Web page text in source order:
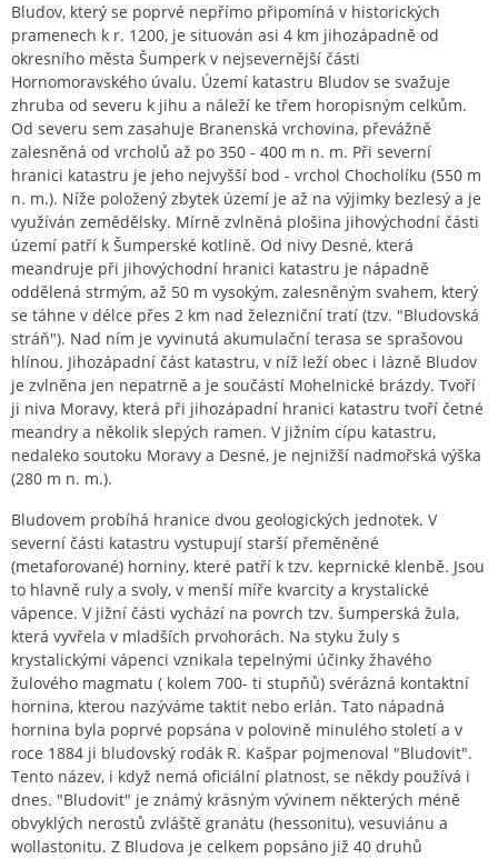
Bludov, který se poprvé nepřímo připomíná v historických
pramenech k r. 1200, je situován asi 4 km jihozápadně od
okresního města Šumperk v nejsevernější části
Hornomoravského úvalu. Území katastru Bludov se svažuje
zhruba od severu k jihu a náleží ke třem horopisným celkům.
Od severu sem zasahuje Branenská vrchovina, převážně
zalesněná od vrcholů až po 350 - 400 m n. m. Při severní
hranici katastru je jeho nejvyšší bod - vrchol Chocholíku (550 m
n. m.). Níže položený zbytek území je až na výjimky bezlesý a je
využíván zemědělsky. Mírně zvlněná plošina jihovýchodní části
území patří k Šumperské kotlině. Od nivy Desné, která
meandruje při jihovýchodní hranici katastru je nápadně
oddělená strmým, až 50 m vysokým, zalesněným svahem, který
se táhne v délce přes 2 km nad železniční tratí (tzv. "Bludovská
stráň"). Nad ním je vyvinutá akumulační terasa se sprašovou
hlínou. Jihozápadní část katastru, v níž leží obec i lázně Bludov
je zvlněna jen nepatrně a je součástí Mohelnické brázdy. Tvoří
ji niva Moravy, která při jihozápadní hranici katastru tvoří četné
meandry a několik slepých ramen. V jižním cípu katastru,
nedaleko soutoku Moravy a Desné, je nejnižší nadmořská výška
(280 m n. m.).
Bludovem probíhá hranice dvou geologických jednotek. V
severní části katastru vystupují starší přeměněné
(metaforované) horniny, které patří k tzv. keprnické klenbě. Jsou
to hlavně ruly a svoly, v menší míře kvarcity a krystalické
vápence. V jižní části vychází na povrch tzv. šumperská žula,
která vyvřela v mladších prvohorách. Na styku žuly s
krystalickými vápenci vznikala tepelnými účinky žhavého
žulového magmatu ( kolem 700- ti stupňů) svérázná kontaktní
hornina, kterou nazýváme taktit nebo erlán. Tato nápadná
hornina byla poprvé popsána v polovině minulého století a v
roce 1884 ji bludovský rodák R. Kašpar pojmenoval "Bludovit".
Tento název, i když nemá oficiální platnost, se někdy používá i
dnes. "Bludovit" je známý krásným vývinem některých méně
obvyklých nerostů zvláště granátu (hessonitu), vesuviánu a
wollastonitu. Z Bludova je celkem popsáno již 40 druhů